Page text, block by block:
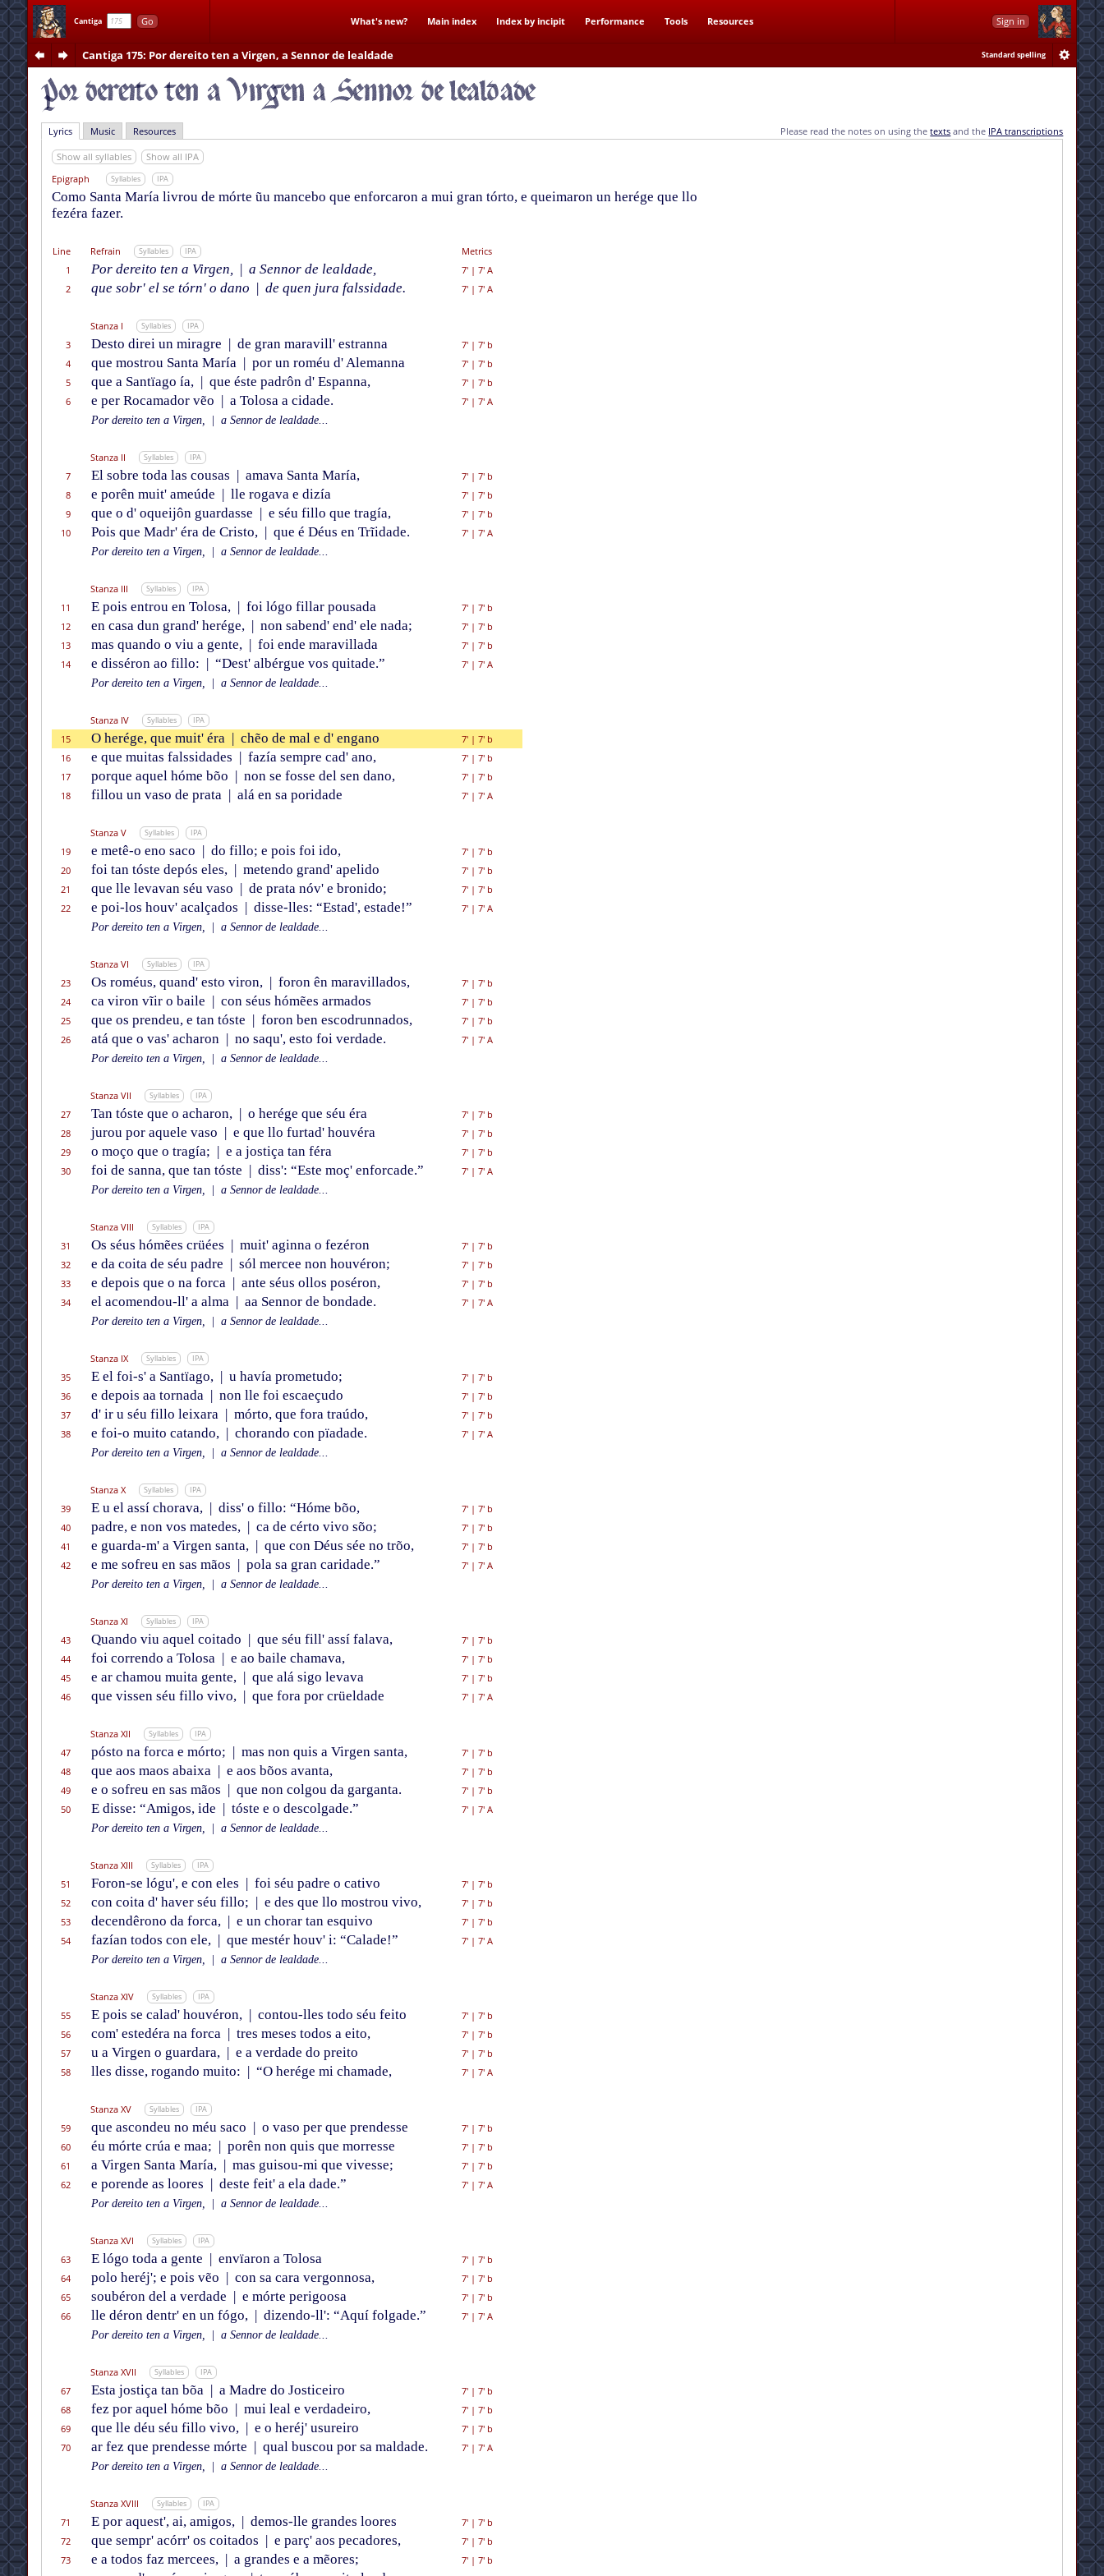
Cantiga Go What's new? Main index Index by incipit Performance Tools Resources Sign in
Cantiga 175: Por dereito ten a Virgen, a Sennor de lealdade Standard spelling
Lyrics Music Resources Please read the notes on using thetexts and the IPA transcriptions
Show all syllables
Show all IPA
Epigraph
Syllables IPA
Como Santa María livrou de mórte ũu mancebo que enforcaron a mui gran tórto, e queimaron un herége que llo
fezéra fazer.
Line Refrain Syllables IPA
Metrics
1
Por dereito ten a Virgen, | a Sennor de lealdade, 7'| 7' A
2
que sobr' el se tórn' o dano | de quen jura falssidade. 7'| 7' A
Stanza I Syllables IPA
3 Desto direi un miragre | de gran maravill' estranna 7'| 7' b
4
que mostrou Santa María | por un roméu d' Alemanna 7'| 7' b
5
que a Santïago ía, | que éste padrôn d' Espanna, 7'| 7' b
6
e per Rocamador vẽo | a Tolosa a cidade. 7'| 7' A
Por dereito ten a Virgen,
a Sennor de lealdade...
Stanza II Syllables IPA
7 El sobre toda las cousas | amava Santa María, 7'| 7' b
8
e porên muit' ameúde | lle rogava e dizía 7'| 7' b
9
que o d' oqueijôn guardasse | e séu fillo que tragía, 7'| 7' b
10
Pois que Madr' éra de Cristo, | que é Déus en Trĩidade. 7'| 7' A
Por dereito ten a Virgen,
a Sennor de lealdade...
Stanza III Syllables IPA
11 E pois entrou en Tolosa, | foi lógo fillar pousada 7'| 7' b
12
en casa dun grand' herége, | non sabend' end' ele nada; 7'| 7' b
13
mas quando o viu a gente, | foi ende maravillada 7'| 7' b
14
e disséron ao fillo: | “Dest' albérgue vos quitade.” 7'| 7' A
Por dereito ten a Virgen,
a Sennor de lealdade...
Stanza IV Syllables IPA
15 O herége, que muit' éra | chẽo de mal e d' engano 7'| 7' b
16
e que muitas falssidades | fazía sempre cad' ano, 7'| 7' b
17
porque aquel hóme bõo | non se fosse del sen dano, 7'| 7' b
18
fillou un vaso de prata | alá en sa poridade 7'| 7' A
Stanza V Syllables IPA
19 e metê-o eno saco | do fillo; e pois foi ido, 7'| 7' b
20
foi tan tóste depós eles, | metendo grand' apelido 7'| 7' b
21
que lle levavan séu vaso | de prata nóv' e bronido; 7'| 7' b
22
e poi-los houv' acalçados | disse-lles: “Estad', estade!” 7'| 7' A
Por dereito ten a Virgen,
a Sennor de lealdade...
Stanza VI Syllables IPA
23 Os roméus, quand' esto viron, | foron ên maravillados, 7'| 7' b
24
ca viron vĩir o baile | con séus hómẽes armados 7'| 7' b
25
que os prendeu, e tan tóste | foron ben escodrunnados, 7'| 7' b
26
atá que o vas' acharon | no saqu', esto foi verdade. 7'| 7' A
Por dereito ten a Virgen,
a Sennor de lealdade...
Stanza VII Syllables IPA
27 Tan tóste que o acharon, | o herége que séu éra 7'| 7' b
28
jurou por aquele vaso | e que llo furtad' houvéra 7'| 7' b
29
o moço que o tragía; | e a jostiça tan féra 7'| 7' b
30
foi de sanna, que tan tóste | diss': “Este moç' enforcade.” 7'| 7' A
Por dereito ten a Virgen,
a Sennor de lealdade...
Stanza VIII Syllables IPA
31 Os séus hómẽes crüées | muit' aginna o fezéron 7'| 7' b
32
e da coita de séu padre | sól mercee non houvéron; 7'| 7' b
33
e depois que o na forca | ante séus ollos poséron, 7'| 7' b
34
el acomendou-ll' a alma | aa Sennor de bondade. 7'| 7' A
Por dereito ten a Virgen,
a Sennor de lealdade...
Stanza IX Syllables IPA
35 E el foi-s' a Santïago, | u havía prometudo; 7'| 7' b
36
e depois aa tornada | non lle foi escaeçudo 7'| 7' b
37
d' ir u séu fillo leixara | mórto, que fora traúdo, 7'| 7' b
38
e foi-o muito catando, | chorando con pïadade. 7'| 7' A
Por dereito ten a Virgen,
a Sennor de lealdade...
Stanza X Syllables IPA
39 E u el assí chorava, | diss' o fillo: “Hóme bõo, 7'| 7' b
40
padre, e non vos matedes, | ca de cérto vivo sõo; 7'| 7' b
41
e guarda-m' a Virgen santa, | que con Déus sée no trõo, 7'| 7' b
42
e me sofreu en sas mãos | pola sa gran caridade.” 7'| 7' A
Por dereito ten a Virgen,
a Sennor de lealdade...
Stanza XI Syllables IPA
43 Quando viu aquel coitado | que séu fill' assí falava, 7'| 7' b
44
foi correndo a Tolosa | e ao baile chamava, 7'| 7' b
45
e ar chamou muita gente, | que alá sigo levava 7'| 7' b
46
que vissen séu fillo vivo, | que fora por crüeldade 7'| 7' A
Stanza XII Syllables IPA
47 pósto na forca e mórto; | mas non quis a Virgen santa, 7'| 7' b
48
que aos maos abaixa | e aos bõos avanta, 7'| 7' b
49
e o sofreu en sas mãos | que non colgou da garganta. 7'| 7' b
50
E disse: “Amigos, ide | tóste e o descolgade.” 7'| 7' A
Por dereito ten a Virgen,
a Sennor de lealdade...
Stanza XIII Syllables IPA
51 Foron-se lógu', e con eles | foi séu padre o cativo 7'| 7' b
52
con coita d' haver séu fillo; | e des que llo mostrou vivo, 7'| 7' b
53
decendêrono da forca, | e un chorar tan esquivo 7'| 7' b
54
fazían todos con ele, | que mestér houv' i: “Calade!” 7'| 7' A
Por dereito ten a Virgen,
a Sennor de lealdade...
Stanza XIV Syllables IPA
55 E pois se calad' houvéron, | contou-lles todo séu feito 7'| 7' b
56
com' estedéra na forca | tres meses todos a eito, 7'| 7' b
57
u a Virgen o guardara, | e a verdade do preito 7'| 7' b
58
lles disse, rogando muito: | “O herége mi chamade, 7'| 7' A
Stanza XV Syllables IPA
59 que ascondeu no méu saco | o vaso per que prendesse 7'| 7' b
60
éu mórte crúa e maa; | porên non quis que morresse 7'| 7' b
61
a Virgen Santa María, | mas guisou-mi que vivesse; 7'| 7' b
62
e porende as loores | deste feit' a ela dade.” 7'| 7' A
Por dereito ten a Virgen,
a Sennor de lealdade...
Stanza XVI Syllables IPA
63 E lógo toda a gente | envïaron a Tolosa 7'| 7' b
64
polo heréj'; e pois vẽo | con sa cara vergonnosa, 7'| 7' b
65
soubéron del a verdade | e mórte perigoosa 7'| 7' b
66
lle déron dentr' en un fógo, | dizendo-ll': “Aquí folgade.” 7'| 7' A
Por dereito ten a Virgen,
a Sennor de lealdade...
Stanza XVII Syllables IPA
67 Esta jostiça tan bõa | a Madre do Josticeiro 7'| 7' b
68
fez por aquel hóme bõo | mui leal e verdadeiro, 7'| 7' b
69
que lle déu séu fillo vivo, | e o heréj' usureiro 7'| 7' b
70
ar fez que prendesse mórte | qual buscou por sa maldade. 7'| 7' A
Por dereito ten a Virgen,
a Sennor de lealdade...
Stanza XVIII Syllables IPA
71 E por aquest', ai, amigos, | demos-lle grandes loores 7'| 7' b
72
que sempr' acórr' os coitados | e parç' aos pecadores, 7'| 7' b
73
e a todos faz mercees, | a grandes e a mẽores; 7'| 7' b